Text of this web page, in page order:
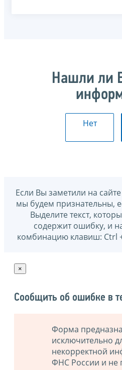
Нашли ли
Нет
Если Вы заметили на
мы будем признательны,
Выделите текст,
содержит ошибку, и
комбинацию клавиш: Ctrl
×
Сообщить об ошибке в
Форма
исключительно
некорректной
ФНС России и не